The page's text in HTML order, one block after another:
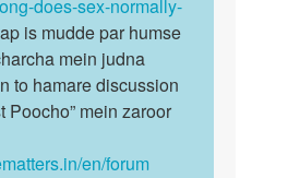
does-sex-normally-
is mudde par humse
mein judna
to hamare discussion
Poocho” mein zaroor
en/forum